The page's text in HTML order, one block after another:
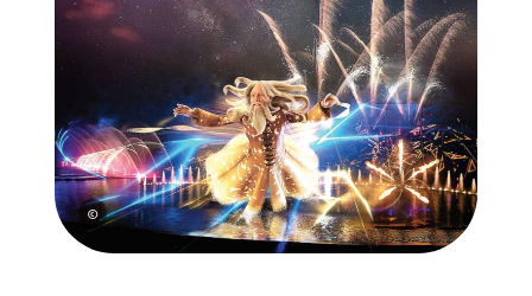
©